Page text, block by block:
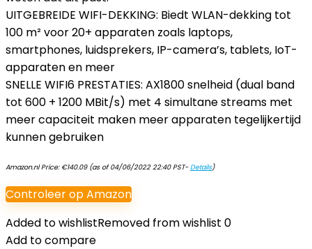
UITGEBREIDE WIFI-DEKKING: Biedt WLAN-dekking tot
100 m² voor 20+ apparaten zoals laptops,
smartphones, luidsprekers, IP-camera’s, tablets, IoT-
apparaten en meer
SNELLE WIFI6 PRESTATIES: AX1800 snelheid (dual band
tot 600 + 1200 MBit/s) met 4 simultane streams met
meer capaciteit maken meer apparaten tegelijkertijd
kunnen gebruiken
Amazon.nl Price: €140.09(as of 04/06/2022 22:40 PST-Details)
Controleer op Amazon
Added to wishlistRemoved from wishlist 0
Add to compare